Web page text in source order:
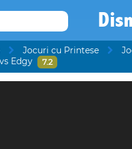
Jocuri cu Printese
Edgy
7.2